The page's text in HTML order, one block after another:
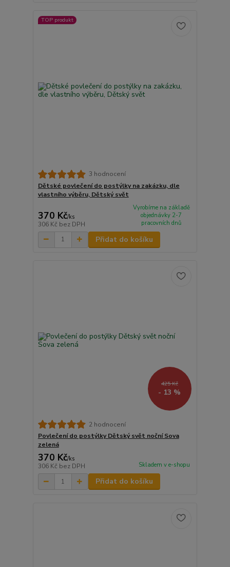
TOP produkt
3 hodnocení
Dětské povlečení do postýlky na zakázku, dle
vlastního výběru, Dětský svět
370 Kč/ks
306 Kč bez DPH
Vyrobíme na základě
objednávky 2-7
pracovních dnů
Přidat do košíku
425 Kč
- 13 %
2 hodnocení
Povlečení do postýlky Dětský svět noční Sova
zelená
370 Kč/ks
306 Kč bez DPH Skladem v e-shopu
Přidat do košíku